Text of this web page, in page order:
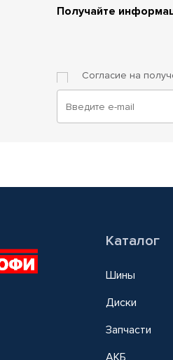
Получайте
Согласие на
Каталог
Шины
Диски
Запчасти
АКБ